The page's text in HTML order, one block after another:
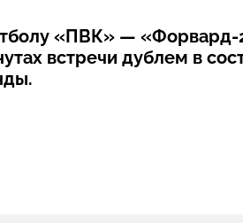
«ПВК» — «Форвард-
встречи дублем в